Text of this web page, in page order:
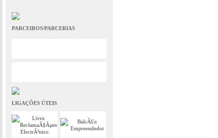
PARCEIROS/PARCERIAS
LIGAÇÕES ÚTEIS